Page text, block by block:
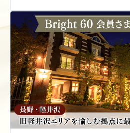
上質な時間をお愉しみくださ
ま限定の特別料金にてご案内